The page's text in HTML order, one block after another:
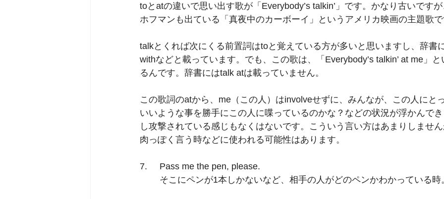
toとatの違いで思い出す歌が「Everybody’s talkin’」です。かなり古いですが
ホフマンも出ている「真夜中のカーボーイ」というアメリカ映画の主題歌で
talkとくれば次にくる前置詞はtoと覚えている方が多いと思いますし、辞書
withなどと載っています。でも、この歌は、「Everybody’s talkin’ at me」と
るんです。辞書にはtalk atは載っていません。
この歌詞のatから、me（この人）はinvolveせずに、みんなが、この人にと
いいような事を勝手にこの人に喋っているのかな？などの状況が浮かんで
し攻撃されている感じもなくはないです。こういう言い方はあまりしませ
肉っぽく言う時などに使われる可能性はあります。
7.  	Pass me the pen, please.
そこにペンが1本しかないなど、相手の人がどのペンかわかっている時